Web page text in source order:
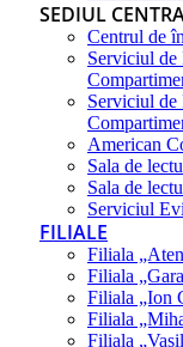
SEDIUL
Centrul de
Serviciul de
Serviciul de
American
Sala de
Sala de
Serviciul
FILIALE
Filiala
Filiala
Filiala „Ion
Filiala
Filiala